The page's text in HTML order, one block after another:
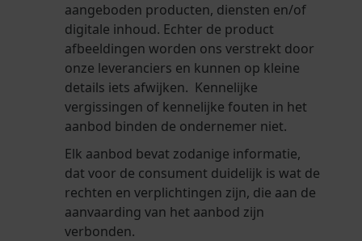
aangeboden producten, diensten en/of
digitale inhoud. Echter de product
afbeeldingen worden ons verstrekt door
onze leveranciers en kunnen op kleine
details iets afwijken. Kennelijke
vergissingen of kennelijke fouten in het
aanbod binden de ondernemer niet.
Elk aanbod bevat zodanige informatie,
dat voor de consument duidelijk is wat de
rechten en verplichtingen zijn, die aan de
aanvaarding van het aanbod zijn
verbonden.